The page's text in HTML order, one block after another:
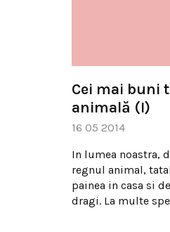
Cei mai buni
animală (I)
16 05 2014
In lumea noastra,
regnul animal,
painea in casa si
dragi. La multe